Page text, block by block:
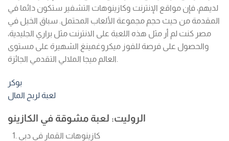
لديهم، فإن مواقع الإنترنت وكازينوهات التشفير ستكون دائما في
المقدمة من حيث حجم مجموعة الألعاب المحتمل. سباق الخيل في
مصر كنت لم أر مثل هذه اللعبة على الانترنت مثل براري الجليدية،
والحصول على فرصة للفوز ميكروغمينغ الشهيرة على مستوى
العالم ميجا الملالي التقدمي الجائزة.
بوكر
لعبة لربح المال
الروليت: لعبة مشوقة في الكازينو
كازينوهات القمار في دبي